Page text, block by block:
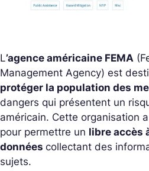
L’agence américaine FEMA (
Management Agency) est
protéger la population des
dangers qui présentent un
américain. Cette organisation
pour permettre un libre accès
données collectant des
sujets.